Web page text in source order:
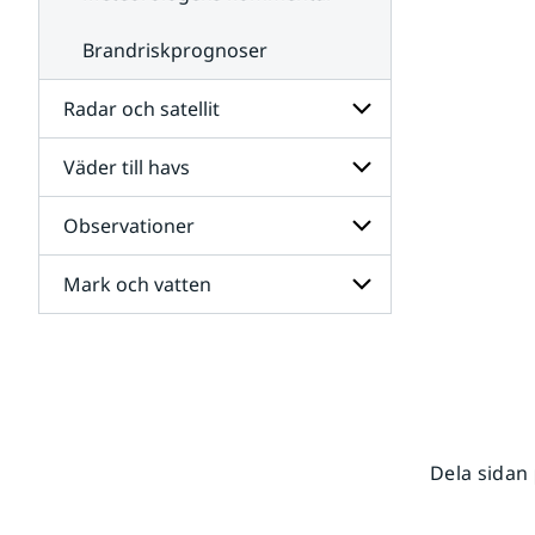
Brandriskprognoser
Radar och satellit
Undersidor
för
Radar
och
satellit
Väder till havs
Undersidor
för
Väder
till
havs
Observationer
Undersidor
för
Mark och vatten
Dela sidan